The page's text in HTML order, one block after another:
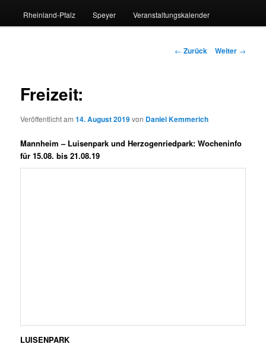
Rheinland-Pfalz Speyer Veranstaltungskalender
Beitrags-
← Zurück Weiter →
Freizeit:
Veröffentlicht am14. August 2019von Daniel Kemmerich
Mannheim – Luisenpark und Herzogenriedpark: Wocheninfo
für 15.08. bis 21.08.19
LUISENPARK